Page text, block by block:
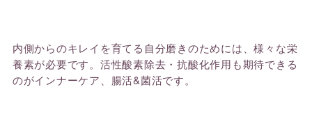
内側からのキレイを育てる自分磨きのためには、様々な栄
養素が必要です。活性酸素除去・抗酸化作用も期待できる
のがインナーケア、腸活&菌活です。